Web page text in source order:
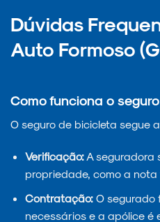
Dúvidas
Auto Formoso
Como funciona o
O seguro de bicicleta segue
Verificação:A seguradora
propriedade, como a nota
Contratação:O segurado
necessários e a apólice é